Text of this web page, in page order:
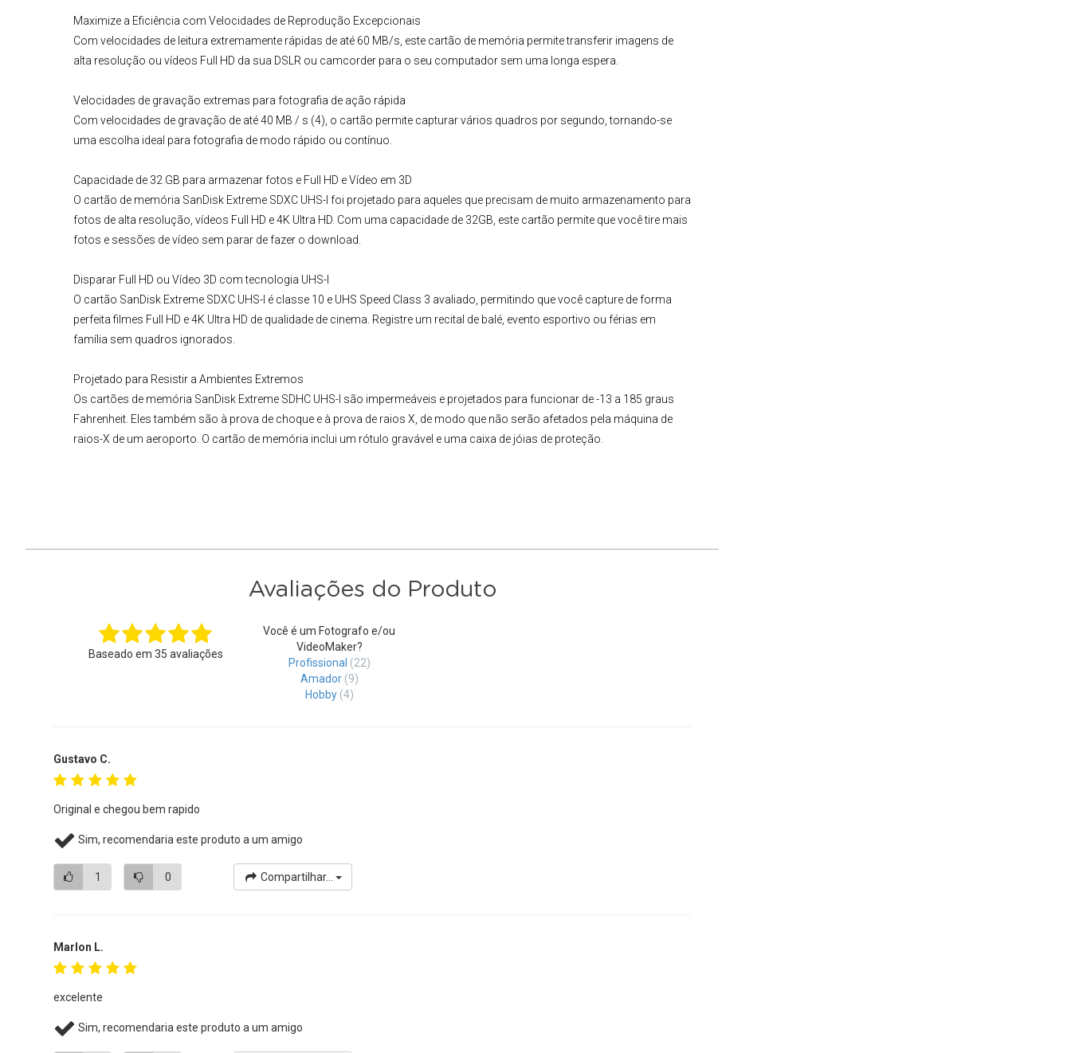
Maximize a Eficiência com Velocidades de Reprodução Excepcionais
Com velocidades de leitura extremamente rápidas de até 60 MB/s, este cartão de memória permite transferir imagens de
alta resolução ou vídeos Full HD da sua DSLR ou camcorder para o seu computador sem uma longa espera.
Velocidades de gravação extremas para fotografia de ação rápida
Com velocidades de gravação de até 40 MB / s (4), o cartão permite capturar vários quadros por segundo, tornando-se
uma escolha ideal para fotografia de modo rápido ou contínuo.
Capacidade de 32 GB para armazenar fotos e Full HD e Vídeo em 3D
O cartão de memória SanDisk Extreme SDXC UHS-I foi projetado para aqueles que precisam de muito armazenamento para
fotos de alta resolução, vídeos Full HD e 4K Ultra HD. Com uma capacidade de 32GB, este cartão permite que você tire mais
fotos e sessões de vídeo sem parar de fazer o download.
Disparar Full HD ou Vídeo 3D com tecnologia UHS-I
O cartão SanDisk Extreme SDXC UHS-I é classe 10 e UHS Speed Class 3 avaliado, permitindo que você capture de forma
perfeita filmes Full HD e 4K Ultra HD de qualidade de cinema. Registre um recital de balé, evento esportivo ou férias em
família sem quadros ignorados.
Projetado para Resistir a Ambientes Extremos
Os cartões de memória SanDisk Extreme SDHC UHS-I são impermeáveis e projetados para funcionar de -13 a 185 graus
Fahrenheit. Eles também são à prova de choque e à prova de raios X, de modo que não serão afetados pela máquina de
raios-X de um aeroporto. O cartão de memória inclui um rótulo gravável e uma caixa de jóias de proteção.
Avaliações do Produto
Baseado em 35 avaliações
Você é um Fotografo e/ou
VideoMaker?
Profissional (22)
Amador (9)
Hobby (4)
Gustavo C.
Original e chegou bem rapido
Sim, recomendaria este produto a um amigo
1 0 Compartilhar...
Marlon L.
excelente
Sim, recomendaria este produto a um amigo